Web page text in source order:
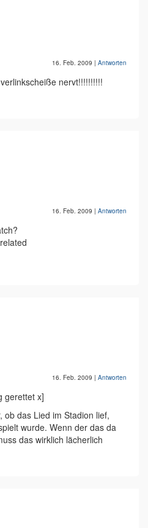
16. Feb. 2009 | Antworten
nervt!!!!!!!!!!
16. Feb. 2009 | Antworten
16. Feb. 2009 | Antworten
gerettet x]
ob das Lied im Stadion lief,
wurde. Wenn der das da
das wirklich lächerlich